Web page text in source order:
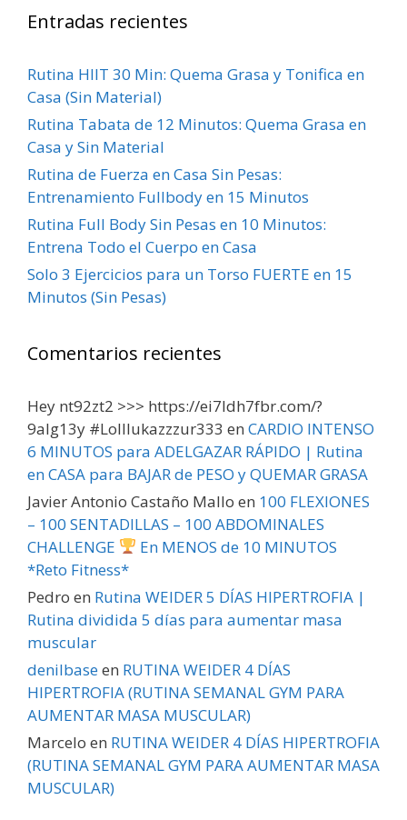
Entradas recientes
Rutina HIIT 30 Min: Quema Grasa y Tonifica en
Casa (Sin Material)
Rutina Tabata de 12 Minutos: Quema Grasa en
Casa y Sin Material
Rutina de Fuerza en Casa Sin Pesas:
Entrenamiento Fullbody en 15 Minutos
Rutina Full Body Sin Pesas en 10 Minutos:
Entrena Todo el Cuerpo en Casa
Solo 3 Ejercicios para un Torso FUERTE en 15
Minutos (Sin Pesas)
Comentarios recientes
Hey nt92zt2 >>> https://ei7ldh7fbr.com/?
9alg13y #Lolllukazzzur333 en CARDIO INTENSO
6 MINUTOS para ADELGAZAR RÁPIDO | Rutina
en CASA para BAJAR de PESO y QUEMAR GRASA
Javier Antonio Castaño Mallo en 100 FLEXIONES
– 100 SENTADILLAS – 100 ABDOMINALES
CHALLENGE
En MENOS de 10 MINUTOS
*Reto Fitness*
Pedro en Rutina WEIDER 5 DÍAS HIPERTROFIA |
Rutina dividida 5 días para aumentar masa
muscular
denilbaseen RUTINA WEIDER 4 DÍAS
HIPERTROFIA (RUTINA SEMANAL GYM PARA
AUMENTAR MASA MUSCULAR)
Marcelo en RUTINA WEIDER 4 DÍAS HIPERTROFIA
(RUTINA SEMANAL GYM PARA AUMENTAR MASA
MUSCULAR)